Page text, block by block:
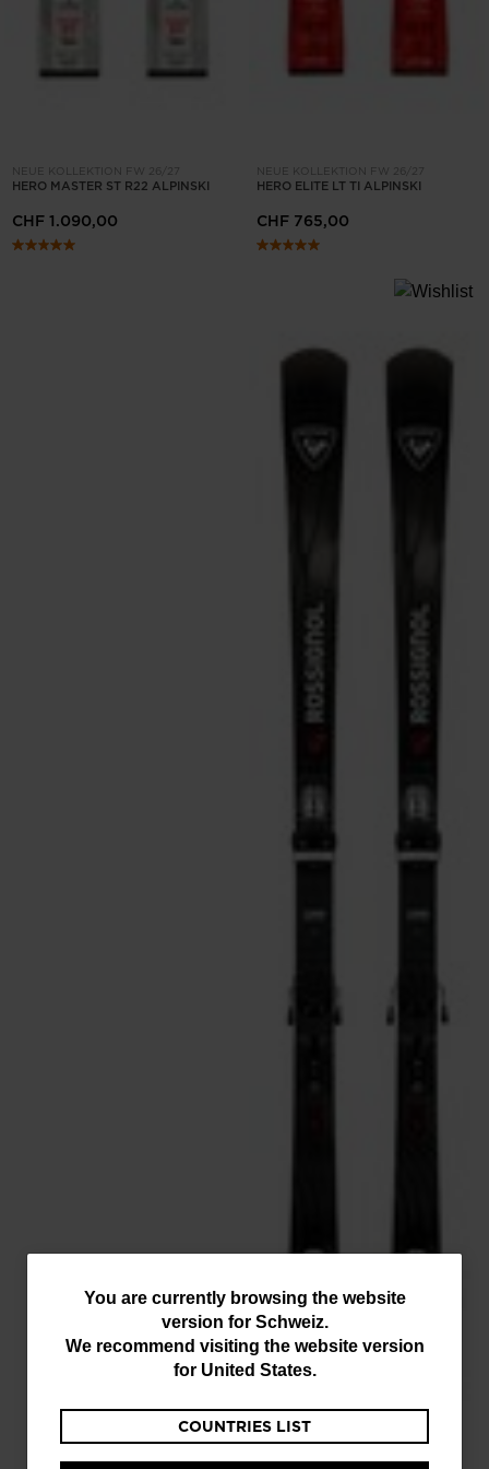
You
are
You are currently browsing the website
version for Schweiz.
We recommend visiting the website version
for United States.
COUNTRIES LIST
NEUE KOLLEKTION FW 26/27
HERO MASTER ST R22 ALPINSKI
CHF 1.090,00
NEUE KOLLEKTION FW 26/27
HERO ELITE LT TI ALPINSKI
CHF 765,00
NEUE KOLLEKTION FW 26/27